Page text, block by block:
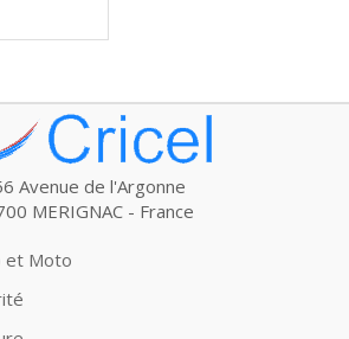
Avenue de l'Argonne
MERIGNAC - France
et Moto